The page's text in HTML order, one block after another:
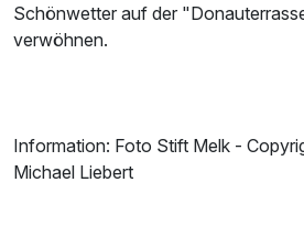
Schönwetter auf der
verwöhnen.
Information: Foto Stift Melk -
Michael Liebert